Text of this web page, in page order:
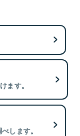
ます。
します。